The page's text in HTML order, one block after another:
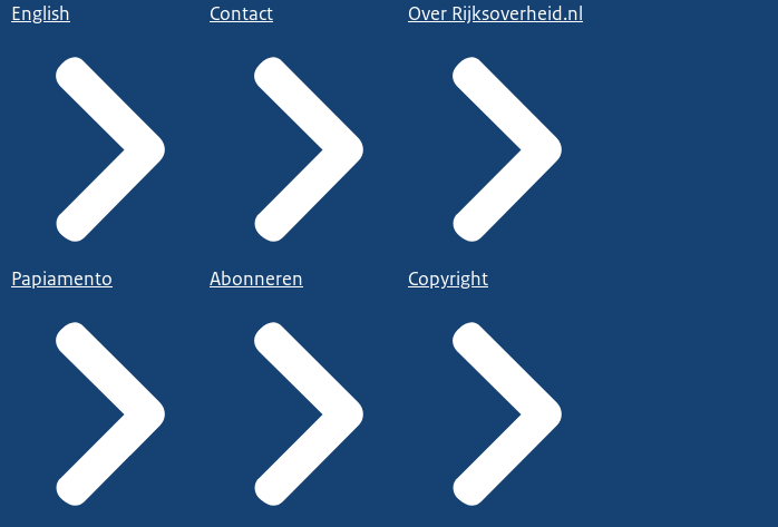
English
Papiamento
Contact
Abonneren
Over Rijksoverheid.nl
Copyright